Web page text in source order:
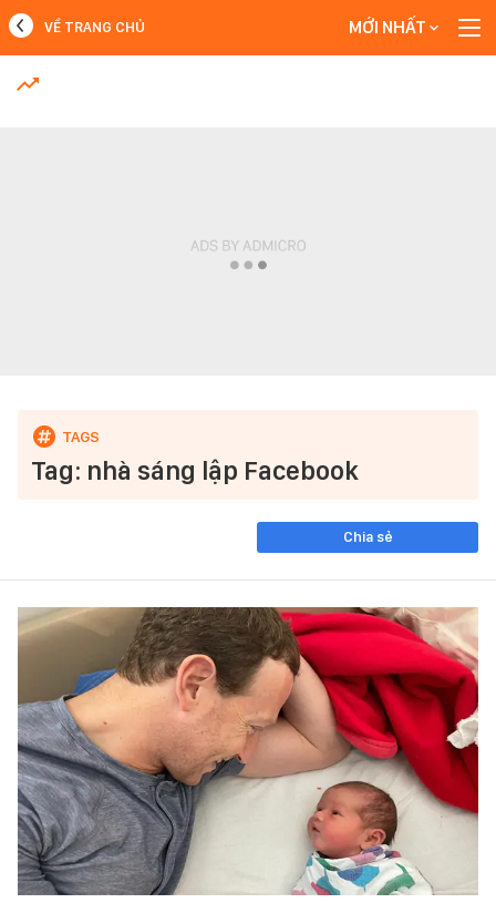
MỚI NHẤT
VỀ TRANG CHỦ MỚI NHẤT
Tag: nhà sáng lập Facebook
Chia sẻ